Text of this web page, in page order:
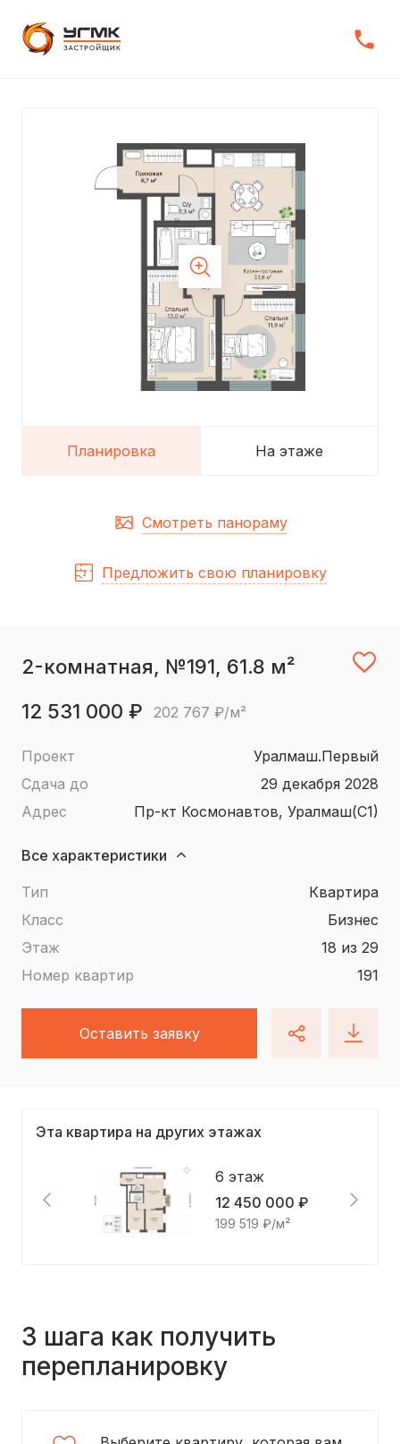
Планировка На этаже
Смотреть панораму
Предложить свою планировку
2-комнатная, №191, 61.8 м²
12 531 000 ₽
202 767 ₽/м²
Проект
Уралмаш.Первый
Сдача до
29 декабря 2028
Адрес
пр-кт Космонавтов, Уралмаш(С1)
Все характеристики
Тип
квартира
Класс
Бизнес
Этаж
18 из 29
Номер квартир
191
Оставить заявку
Эта квартира на других этажах
6 этаж
12 450 000 ₽
199 519 ₽/м²
3 шага как получить
перепланировку